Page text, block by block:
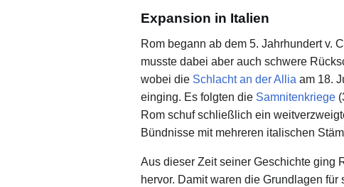
Expansion in Italien
Rom begann ab dem 5. Jahrhundert v.
musste dabei aber auch schwere
wobei die Schlacht an der Allia am 18.
einging. Es folgten die Samnitenkriege
Rom schuf schließlich ein
Bündnisse mit mehreren italischen
Aus dieser Zeit seiner Geschichte ging
hervor. Damit waren die Grundlagen